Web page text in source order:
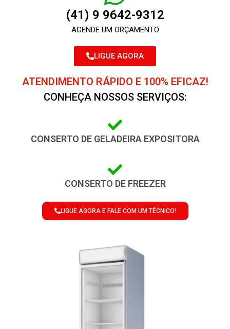
(41) 9 9642-9312
AGENDE UM ORÇAMENTO
LIGUE AGORA
ATENDIMENTO RÁPIDO E 100% EFICAZ!
CONHEÇA NOSSOS SERVIÇOS:
CONSERTO DE GELADEIRA EXPOSITORA
CONSERTO DE FREEZER
LIGUE AGORA E FALE COM UM TÉCNICO!